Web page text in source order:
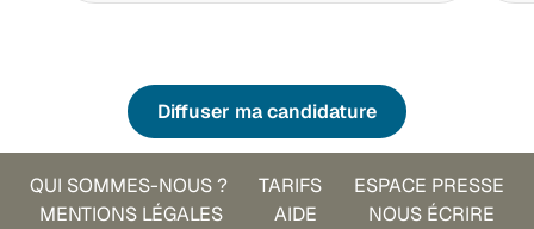
Diffuser ma candidature
QUI SOMMES-NOUS ? TARIFS
ESPACE PRESSE
MENTIONS LÉGALES
AIDE NOUS ÉCRIRE